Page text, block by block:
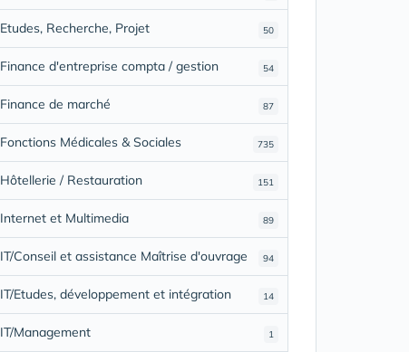
50
Etudes, Recherche, Projet
54
Finance d'entreprise compta / gestion
87
Finance de marché
735
Fonctions Médicales & Sociales
151
Hôtellerie / Restauration
89
Internet et Multimedia
94
IT/Conseil et assistance Maîtrise d'ouvrage
14
IT/Etudes, développement et intégration
1
IT/Management